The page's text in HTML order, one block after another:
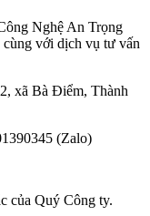
Nghệ An Trọng
với dịch vụ tư vấn
xã Bà Điểm, Thành
(Zalo)
của Quý Công ty.